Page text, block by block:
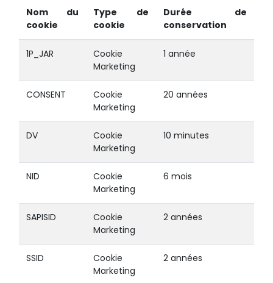
Nom du
cookie
Type de
cookie
Durée de
conservation
1P_JAR
Cookie
Marketing
1 année
CONSENT
Cookie
Marketing
20 années
DV
Cookie
Marketing
10 minutes
NID
Cookie
Marketing
6 mois
SAPISID
Cookie
Marketing
2 années
SSID
Cookie
Marketing
2 années